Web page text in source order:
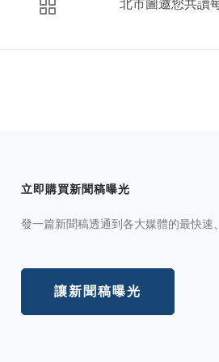
立即購買新聞稿曝光
發一篇新聞稿透通到各大媒體的最快速
讓新聞稿曝光